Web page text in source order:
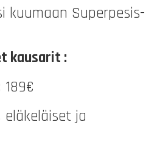
kuumaan Superpesis-
kausarit :
ja